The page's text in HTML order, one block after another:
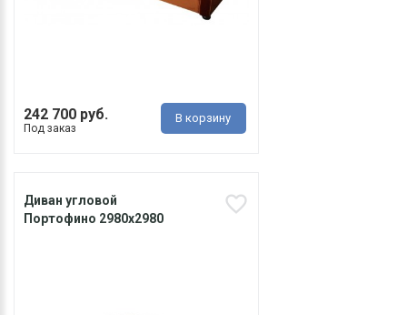
242 700 руб.
Под заказ
В корзину
Диван угловой
Портофино 2980х2980